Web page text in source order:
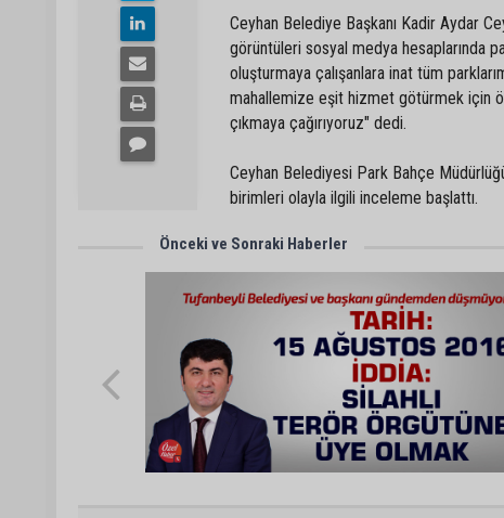
Ceyhan Belediye Başkanı Kadir Aydar
görüntüleri sosyal medya hesaplarında
oluşturmaya çalışanlara inat tüm
mahallemize eşit hizmet götürmek için
çıkmaya çağırıyoruz" dedi.
Ceyhan Belediyesi Park Bahçe
birimleri olayla ilgili inceleme başlattı.
Önceki ve Sonraki Haberler